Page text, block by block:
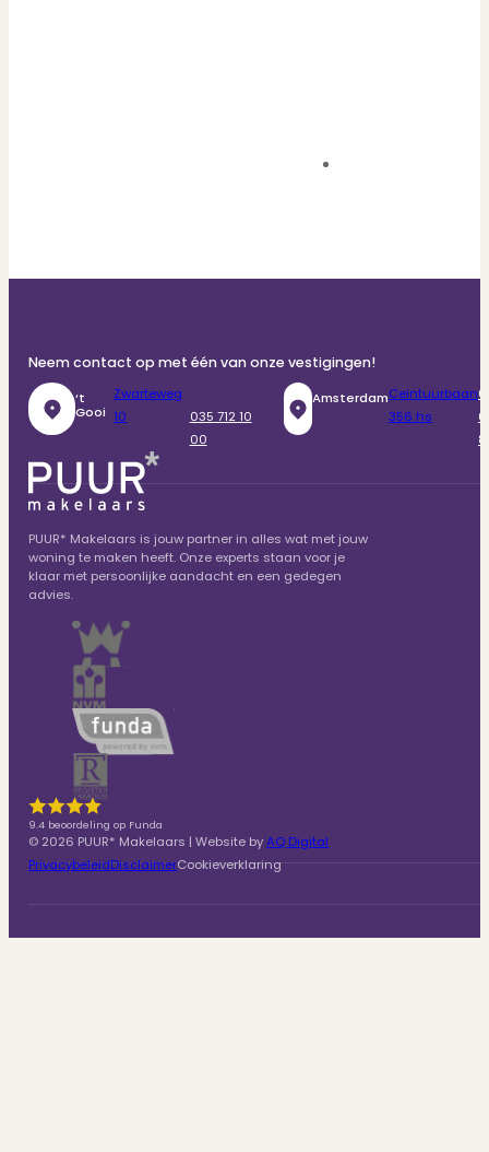
Neem contact op met één van onze vestigingen!
‘t
Gooi
Zwarteweg
10
035 712 10
00
AmsterdamCeintuurbaan
356 hs
PUUR* Makelaars is jouw partner in alles wat met jouw
woning te maken heeft. Onze experts staan voor je
klaar met persoonlijke aandacht en een gedegen
advies.
9.4 beoordeling op Funda
© 2026 PUUR* Makelaars | Website byAQ Digital
PrivacybeleidDisclaimerCookieverklaring